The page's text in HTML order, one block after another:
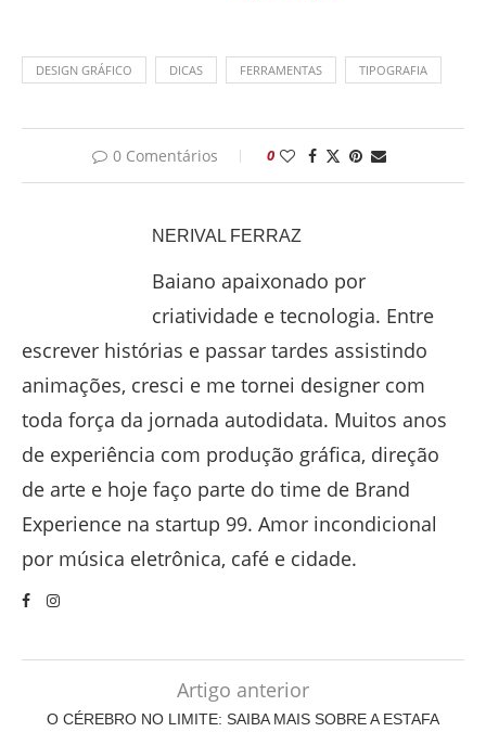
DESIGN GRÁFICO DICAS FERRAMENTAS TIPOGRAFIA
0 Comentários 0
NERIVAL FERRAZ
Baiano apaixonado por
criatividade e tecnologia. Entre
escrever histórias e passar tardes assistindo
animações, cresci e me tornei designer com
toda força da jornada autodidata. Muitos anos
de experiência com produção gráfica, direção
de arte e hoje faço parte do time de Brand
Experience na startup 99. Amor incondicional
por música eletrônica, café e cidade.
Artigo anterior
O CÉREBRO NO LIMITE: SAIBA MAIS SOBRE A ESTAFA